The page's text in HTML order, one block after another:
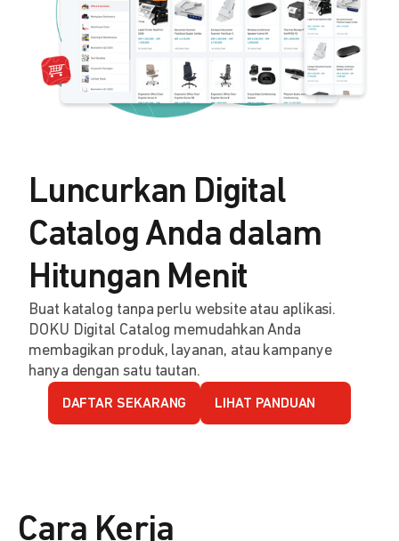
Luncurkan Digital
Catalog Anda dalam
Hitungan Menit
Buat katalog tanpa perlu website atau aplikasi.
DOKU Digital Catalog memudahkan Anda
membagikan produk, layanan, atau kampanye
hanya dengan satu tautan.
DAFTAR SEKARANG LIHAT PANDUAN
Cara Kerja